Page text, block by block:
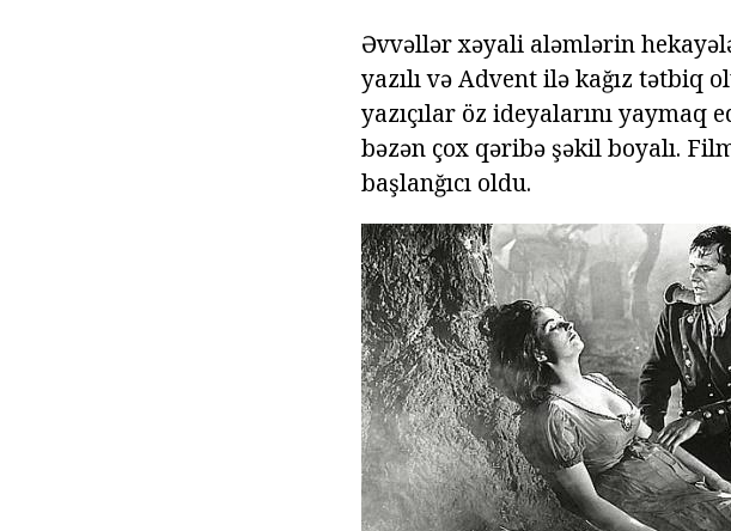
Əvvəllər xəyali aləmlərin
yazılı və Advent ilə kağız tətbiq
yazıçılar öz ideyalarını yaymaq
bəzən çox qəribə şəkil boyalı.
başlanğıcı oldu.